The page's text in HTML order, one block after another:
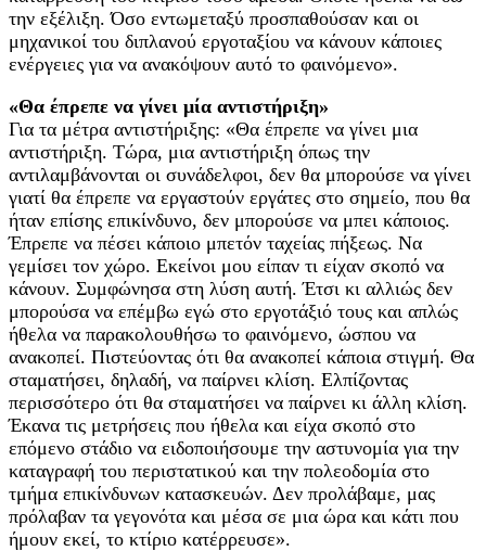
την εξέλιξη. Όσο εντωμεταξύ προσπαθούσαν και οι
μηχανικοί του διπλανού εργοταξίου να κάνουν κάποιες
ενέργειες για να ανακόψουν αυτό το φαινόμενο».
«Θα έπρεπε να γίνει μία αντιστήριξη»
Για τα μέτρα αντιστήριξης: «Θα έπρεπε να γίνει μια
αντιστήριξη. Τώρα, μια αντιστήριξη όπως την
αντιλαμβάνονται οι συνάδελφοι, δεν θα μπορούσε να γίνει
γιατί θα έπρεπε να εργαστούν εργάτες στο σημείο, που θα
ήταν επίσης επικίνδυνο, δεν μπορούσε να μπει κάποιος.
Έπρεπε να πέσει κάποιο μπετόν ταχείας πήξεως. Να
γεμίσει τον χώρο. Εκείνοι μου είπαν τι είχαν σκοπό να
κάνουν. Συμφώνησα στη λύση αυτή. Έτσι κι αλλιώς δεν
μπορούσα να επέμβω εγώ στο εργοτάξιό τους και απλώς
ήθελα να παρακολουθήσω το φαινόμενο, ώσπου να
ανακοπεί. Πιστεύοντας ότι θα ανακοπεί κάποια στιγμή. Θα
σταματήσει, δηλαδή, να παίρνει κλίση. Ελπίζοντας
περισσότερο ότι θα σταματήσει να παίρνει κι άλλη κλίση.
Έκανα τις μετρήσεις που ήθελα και είχα σκοπό στο
επόμενο στάδιο να ειδοποιήσουμε την αστυνομία για την
καταγραφή του περιστατικού και την πολεοδομία στο
τμήμα επικίνδυνων κατασκευών. Δεν προλάβαμε, μας
πρόλαβαν τα γεγονότα και μέσα σε μια ώρα και κάτι που
ήμουν εκεί, το κτίριο κατέρρευσε».